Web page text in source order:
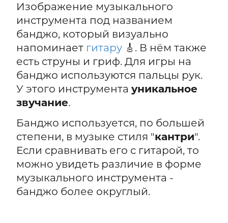
Изображение музыкального
инструмента под названием
банджо, который визуально
напоминает гитару🎸. В нём также
есть струны и гриф. Для игры на
банджо используются пальцы рук.
У этого инструмента уникальное
звучание.
Банджо используется, по большей
степени, в музыке стиля "кантри".
Если сравнивать его с гитарой, то
можно увидеть различие в форме
музыкального инструмента -
банджо более округлый.